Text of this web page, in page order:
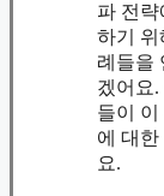
파 전략
하기 위
례들을
겠어요
들이 이
에 대한
요.